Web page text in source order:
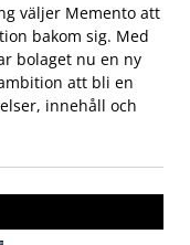
väljer Memento att
bakom sig. Med
bolaget nu en ny
att bli en
innehåll och